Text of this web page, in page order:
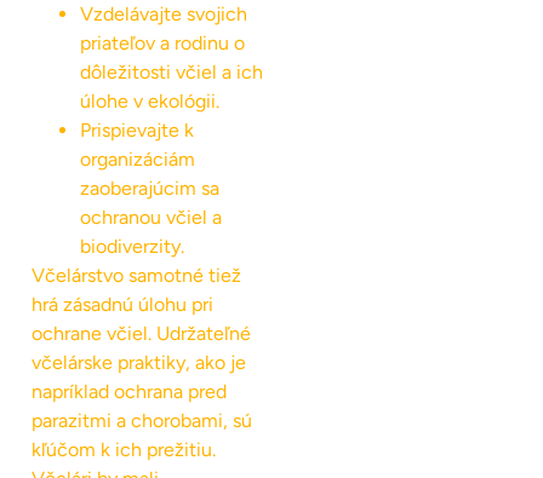
Vzdelávajte svojich
priateľov a rodinu o
dôležitosti včiel a ich
úlohe v ekológii.
Prispievajte k
organizáciám
zaoberajúcim sa
ochranou včiel a
biodiverzity.
Včelárstvo samotné tiež
hrá zásadnú úlohu pri
ochrane včiel. Udržateľné
včelárske praktiky, ako je
napríklad ochrana pred
parazitmi a chorobami, sú
kľúčom k ich prežitiu.